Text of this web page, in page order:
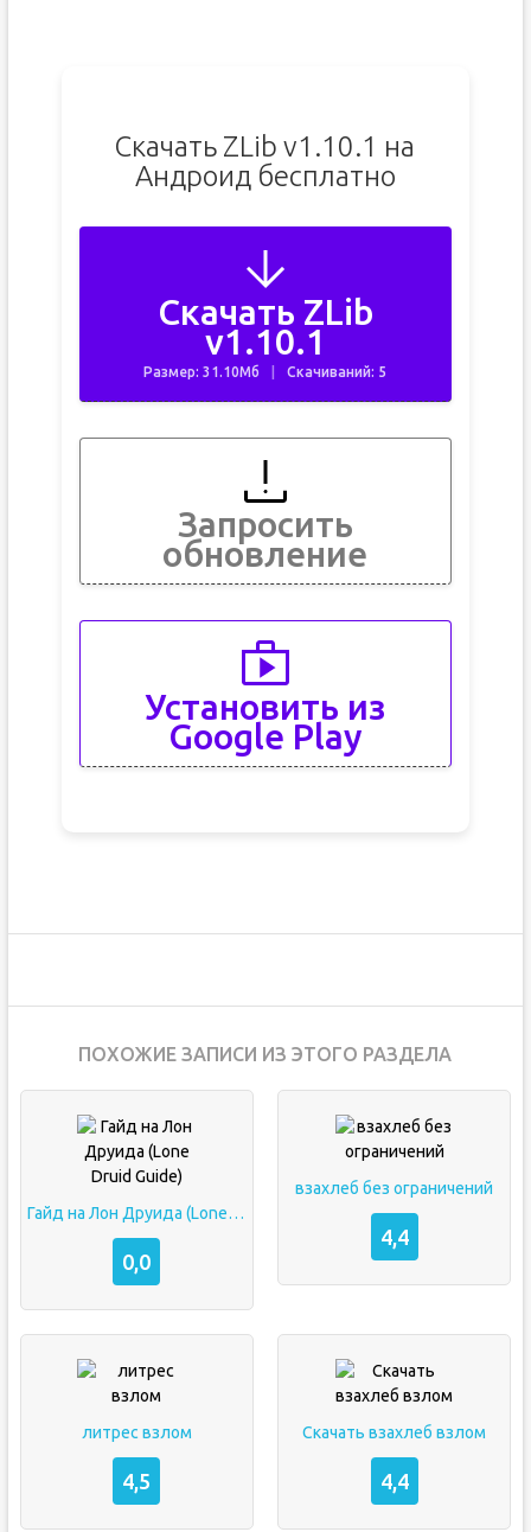
Скачать ZLib v1.10.1 на
Андроид бесплатно
Скачать ZLib
v1.10.1
Размер: 31.10Мб Скачиваний: 5
Запросить
обновление
Установить из
Google Play
ПОХОЖИЕ ЗАПИСИ ИЗ ЭТОГО РАЗДЕЛА
Гайд на Лон Друида (Lone Druid Guide)
0,0
взахлеб без ограничений
4,4
литрес взлом
4,5
Скачать взахлеб взлом
4,4